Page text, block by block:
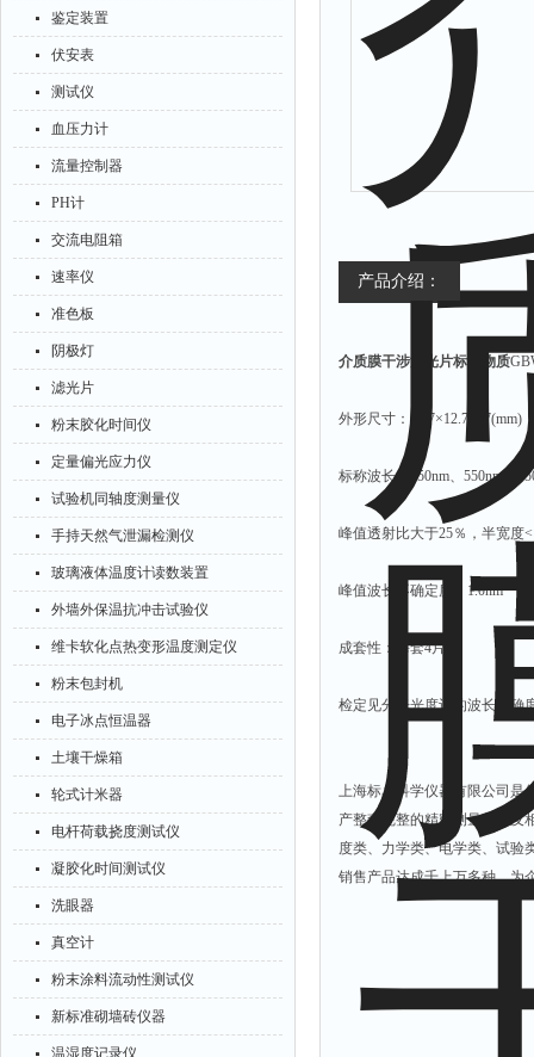
鉴定装置
伏安表
测试仪
血压力计
流量控制器
PH计
交流电阻箱
速率仪
准色板
阴极灯
滤光片
粉末胶化时间仪
定量偏光应力仪
试验机同轴度测量仪
手持天然气泄漏检测仪
玻璃液体温度计读数装置
外墙外保温抗冲击试验仪
维卡软化点热变形温度测定仪
粉末包封机
电子冰点恒温器
土壤干燥箱
轮式计米器
电杆荷载挠度测试仪
凝胶化时间测试仪
洗眼器
真空计
粉末涂料流动性测试仪
新标准砌墙砖仪器
温湿度记录仪
产品介绍：
介质膜干涉滤光片标准物质
外形尺寸：12.7×12.7×57(mm)
标称波长：450nm、550nm、
峰值透射比大于25％，半宽度
峰值波长不确定度：1.0nm
成套性：每套4片。
检定见分光光度计的波长准确
上海标卓科学仪器有限公司是
产整套完整的精密测量仪器及
度类、力学类、电学类、试验
销售产品达成千上万多种，为